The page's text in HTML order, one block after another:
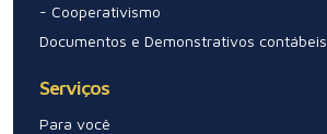
- Cooperativismo
Documentos e Demonstrativos contábeis
Serviços
Para você